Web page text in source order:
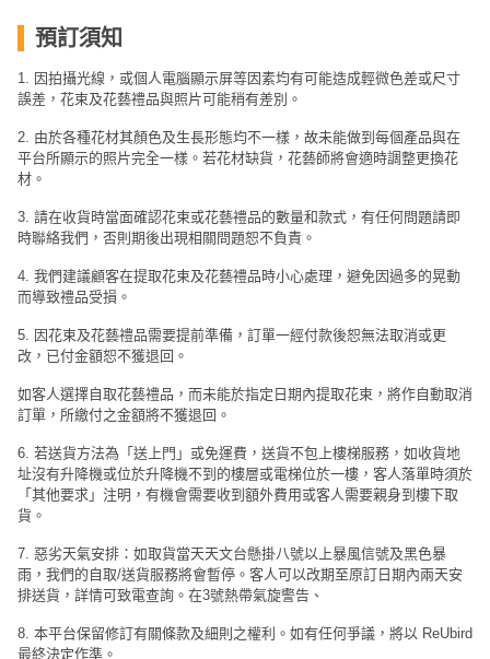
預訂須知
1. 因拍攝光線，或個人電腦顯示屏等因素均有可能造成輕微色差或尺寸
誤差，花束及花藝禮品與照片可能稍有差別。
2. 由於各種花材其顏色及生長形態均不一樣，故未能做到每個產品與在
平台所顯示的照片完全一樣。若花材缺貨，花藝師將會適時調整更換花
材。
3. 請在收貨時當面確認花束或花藝禮品的數量和款式，有任何問題請即
時聯絡我們，否則期後出現相關問題恕不負責。
4. 我們建議顧客在提取花束及花藝禮品時小心處理，避免因過多的晃動
而導致禮品受損。
5. 因花束及花藝禮品需要提前準備，訂單一經付款後恕無法取消或更
改，已付金額恕不獲退回。
如客人選擇自取花藝禮品，而未能於指定日期內提取花束，將作自動取消
訂單，所繳付之金額將不獲退回。
6. 若送貨方法為「送上門」或免運費，送貨不包上樓梯服務，如收貨地
址沒有升降機或位於升降機不到的樓層或電梯位於一樓，客人落單時須於
「其他要求」注明，有機會需要收到額外費用或客人需要親身到樓下取
貨。
7. 惡劣天氣安排：如取貨當天天文台懸掛八號以上暴風信號及黑色暴
雨，我們的自取/送貨服務將會暫停。客人可以改期至原訂日期內兩天安
排送貨，詳情可致電查詢。在3號熱帶氣旋警告、
8. 本平台保留修訂有關條款及細則之權利。如有任何爭議，將以 ReUbird
最終決定作準。